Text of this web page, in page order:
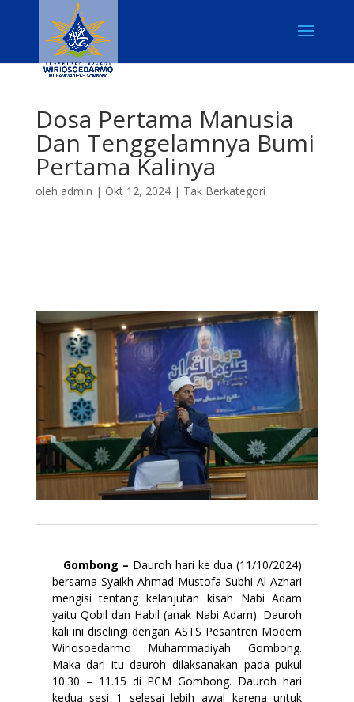
Dosa Pertama Manusia
Dan Tenggelamnya Bumi
Pertama Kalinya
oleh admin | Okt 12, 2024| Tak Berkategori
Gombong – Dauroh hari ke dua (11/10/2024)
bersama Syaikh Ahmad Mustofa Subhi Al-Azhari
mengisi tentang kelanjutan kisah Nabi Adam
yaitu Qobil dan Habil (anak Nabi Adam). Dauroh
kali ini diselingi dengan ASTS Pesantren Modern
Wiriosoedarmo Muhammadiyah Gombong.
Maka dari itu dauroh dilaksanakan pada pukul
10.30 – 11.15 di PCM Gombong. Dauroh hari
kedua sesi 1 selesai lebih awal karena untuk